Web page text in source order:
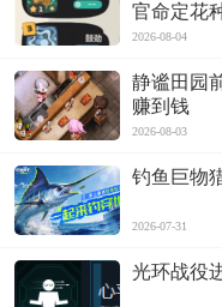
官命定花
2026-08-04
静谧田园
赚到钱
2026-08-03
钓鱼巨物
2026-07-31
光环战役